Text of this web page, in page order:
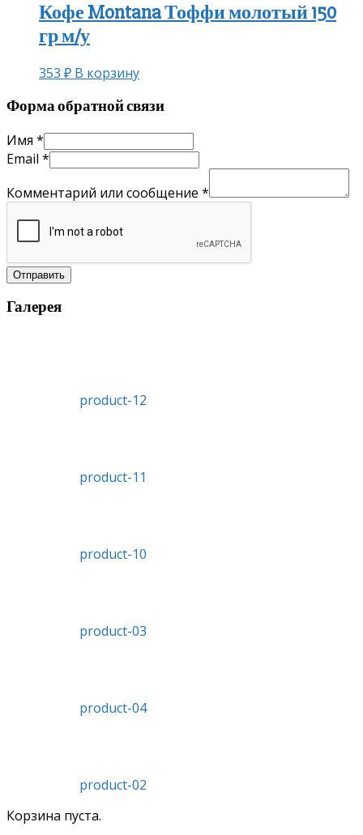
Кофе Montana Тоффи молотый 150
гр м/у
353 ₽ В корзину
Форма обратной связи
Имя *
Email *
Комментарий или сообщение *
Отправить
Галерея
product-12
product-11
product-10
product-03
product-04
product-02
Корзина пуста.